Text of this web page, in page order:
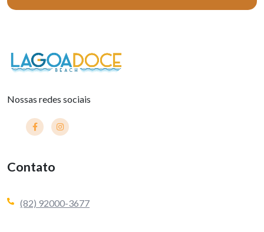
Nossas redes sociais
Contato
(82) 92000-3677